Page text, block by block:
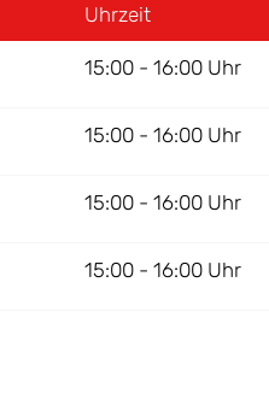
Uhrzeit
15:00 - 16:00 Uhr
15:00 - 16:00 Uhr
15:00 - 16:00 Uhr
15:00 - 16:00 Uhr